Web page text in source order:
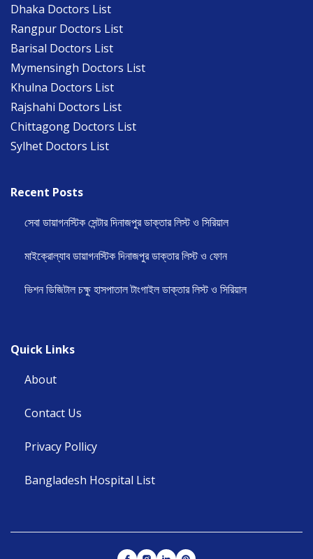
Dhaka Doctors List
Rangpur Doctors List
Barisal Doctors List
Mymensingh Doctors List
Khulna Doctors List
Rajshahi Doctors List
Chittagong Doctors List
Sylhet Doctors List
Recent Posts
সেবা ডায়াগনস্টিক সেন্টার দিনাজপুর ডাক্তার লিস্ট ও সিরিয়াল
মাইক্রোল্যাব ডায়াগনস্টিক দিনাজপুর ডাক্তার লিস্ট ও ফোন
ভিশন ডিজিটাল চক্ষু হাসপাতাল টাংগাইল ডাক্তার লিস্ট ও সিরিয়াল
Quick Links
About
Contact Us
Privacy Pollicy
Bangladesh Hospital List